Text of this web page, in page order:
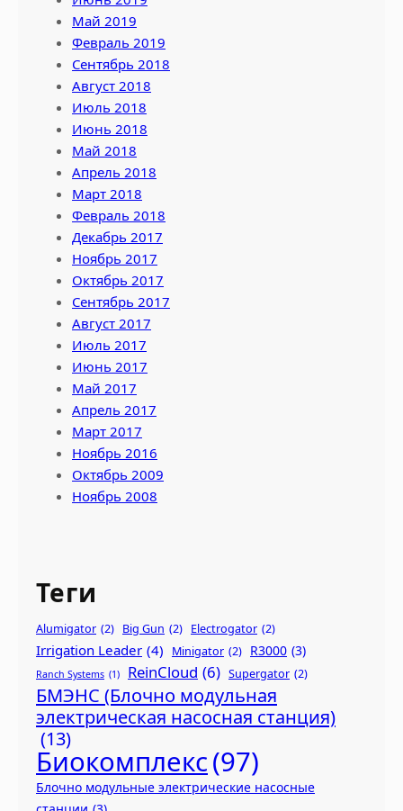
Май 2019
Февраль 2019
Сентябрь 2018
Август 2018
Июль 2018
Июнь 2018
Май 2018
Апрель 2018
Март 2018
Февраль 2018
Декабрь 2017
Ноябрь 2017
Октябрь 2017
Сентябрь 2017
Август 2017
Июль 2017
Июнь 2017
Май 2017
Апрель 2017
Март 2017
Ноябрь 2016
Октябрь 2009
Ноябрь 2008
Теги
Alumigator (2) Big Gun (2) Electrogator (2)
Irrigation Leader (4) Minigator (2) R3000 (3)
Ranch Systems (1) ReinCloud (6) Supergator (2)
БМЭНС (Блочно модульная
электрическая насосная станция)
(13)
Биокомплекс(97)
Блочно модульные электрические насосные